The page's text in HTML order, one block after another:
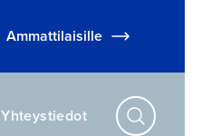
Ammattilaisille
Yhteystiedot